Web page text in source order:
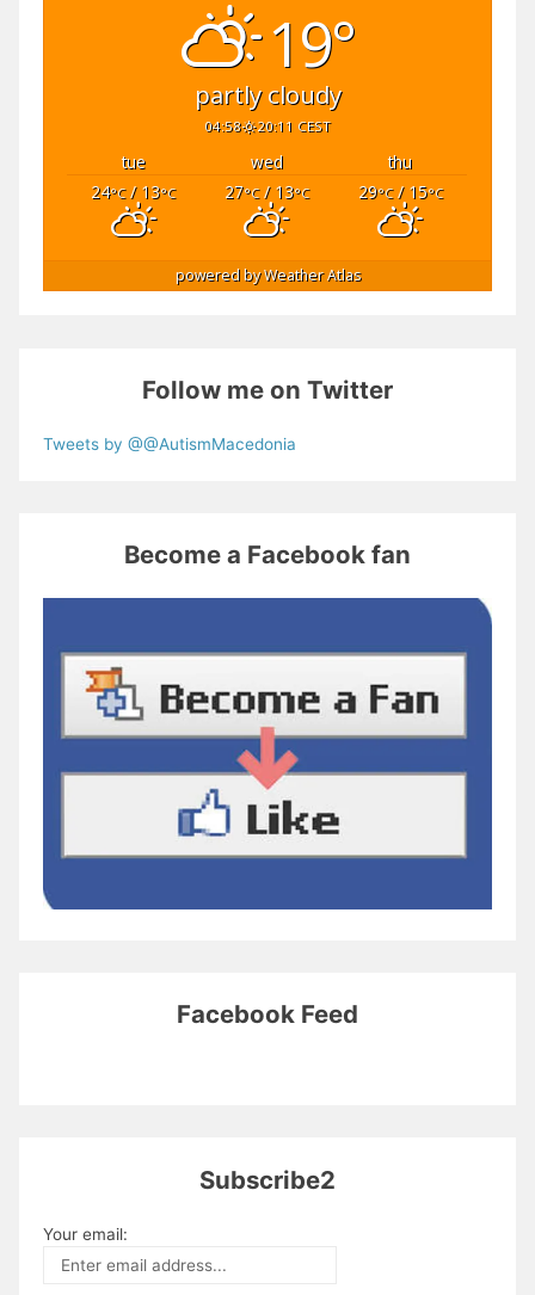
19°
partly cloudy
04:58 20:11 CEST
tue wed
thu
24°C/ 13°C 27°C/ 13°C 29°C/ 15°C
powered byWeather Atlas
Follow me on Twitter
Tweets by @@AutismMacedonia
Become a Facebook fan
Facebook Feed
Subscribe2
Your email: